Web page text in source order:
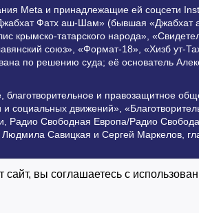
Meta и принадлежащие ей соцсети
Фатх аш-Шам» (бывшая «Джабхат
татарского народа»,
союз», «Формат-18», «Хизб ут-
по решению суда; её основатель
и правозащитное
социальных движений»,
Радио Свободная Европа/Радио
Савицкая и Сергей Маркелов,
активной гиперссылки на Vesti.UZ.
вы соглашаетесь с